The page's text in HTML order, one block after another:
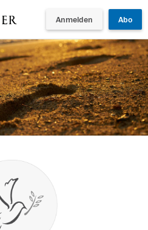
Anmelden Abo